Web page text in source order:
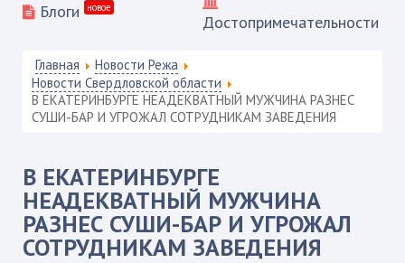
Блоги
новое
Достопримечательности
Главная
Новости Режа
Новости Свердловской области
В ЕКАТЕРИНБУРГЕ НЕАДЕКВАТНЫЙ МУЖЧИНА РАЗНЕС
СУШИ-БАР И УГРОЖАЛ СОТРУДНИКАМ ЗАВЕДЕНИЯ
В ЕКАТЕРИНБУРГЕ
НЕАДЕКВАТНЫЙ МУЖЧИНА
РАЗНЕС СУШИ-БАР И УГРОЖАЛ
СОТРУДНИКАМ ЗАВЕДЕНИЯ